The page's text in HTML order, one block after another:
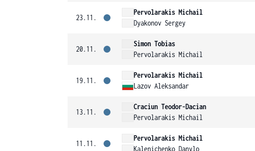
23.11.
Pervolarakis Michail
Dyakonov Sergey
20.11.
Simon Tobias
Pervolarakis Michail
19.11.
Pervolarakis Michail
Lazov Aleksandar
13.11.
Craciun Teodor-Dacian
Pervolarakis Michail
11.11.
Pervolarakis Michail
Kalenichenko Danylo